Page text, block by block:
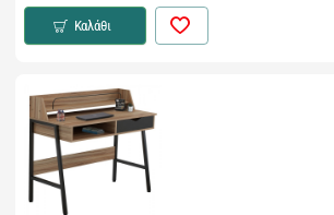
Καλάθι